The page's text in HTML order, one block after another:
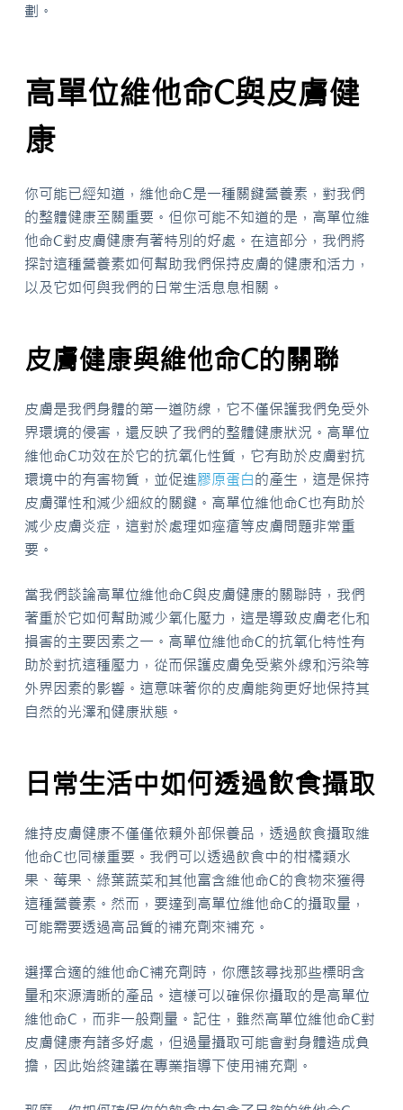
劃。
高單位維他命C與皮膚健
康
你可能已經知道，維他命C是一種關鍵營養素，對我們
的整體健康至關重要。但你可能不知道的是，高單位維
他命C對皮膚健康有著特別的好處。在這部分，我們將
探討這種營養素如何幫助我們保持皮膚的健康和活力，
以及它如何與我們的日常生活息息相關。
皮膚健康與維他命C的關聯
皮膚是我們身體的第一道防線，它不僅保護我們免受外
界環境的侵害，還反映了我們的整體健康狀況。高單位
維他命C功效在於它的抗氧化性質，它有助於皮膚對抗
環境中的有害物質，並促進膠原蛋白的產生，這是保持
皮膚彈性和減少細紋的關鍵。高單位維他命C也有助於
減少皮膚炎症，這對於處理如痤瘡等皮膚問題非常重
要。
當我們談論高單位維他命C與皮膚健康的關聯時，我們
著重於它如何幫助減少氧化壓力，這是導致皮膚老化和
損害的主要因素之一。高單位維他命C的抗氧化特性有
助於對抗這種壓力，從而保護皮膚免受紫外線和污染等
外界因素的影響。這意味著你的皮膚能夠更好地保持其
自然的光澤和健康狀態。
日常生活中如何透過飲食攝取
維持皮膚健康不僅僅依賴外部保養品，透過飲食攝取維
他命C也同樣重要。我們可以透過飲食中的柑橘類水
果、莓果、綠葉蔬菜和其他富含維他命C的食物來獲得
這種營養素。然而，要達到高單位維他命C的攝取量，
可能需要透過高品質的補充劑來補充。
選擇合適的維他命C補充劑時，你應該尋找那些標明含
量和來源清晰的產品。這樣可以確保你攝取的是高單位
維他命C，而非一般劑量。記住，雖然高單位維他命C對
皮膚健康有諸多好處，但過量攝取可能會對身體造成負
擔，因此始終建議在專業指導下使用補充劑。